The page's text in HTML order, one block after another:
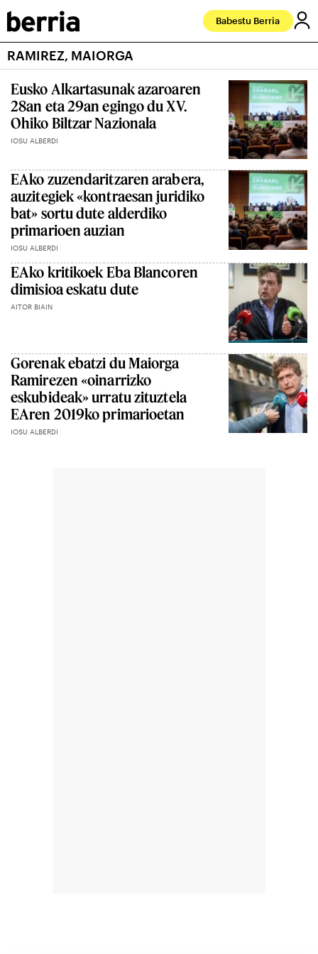
Babestu Berria
RAMIREZ, MAIORGA
Eusko Alkartasunak azaroaren
28an eta 29an egingo du XV.
Ohiko Biltzar Nazionala
IOSU ALBERDI
EAko zuzendaritzaren arabera,
auzitegiek «kontraesan juridiko
bat» sortu dute alderdiko
primarioen auzian
IOSU ALBERDI
EAko kritikoek Eba Blancoren
dimisioa eskatu dute
AITOR BIAIN
Gorenak ebatzi du Maiorga
Ramirezen «oinarrizko
eskubideak» urratu zituztela
EAren 2019ko primarioetan
IOSU ALBERDI